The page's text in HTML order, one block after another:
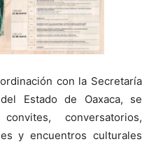
con la Secretaría
Estado de Oaxaca, se
conversatorios,
y encuentros culturales